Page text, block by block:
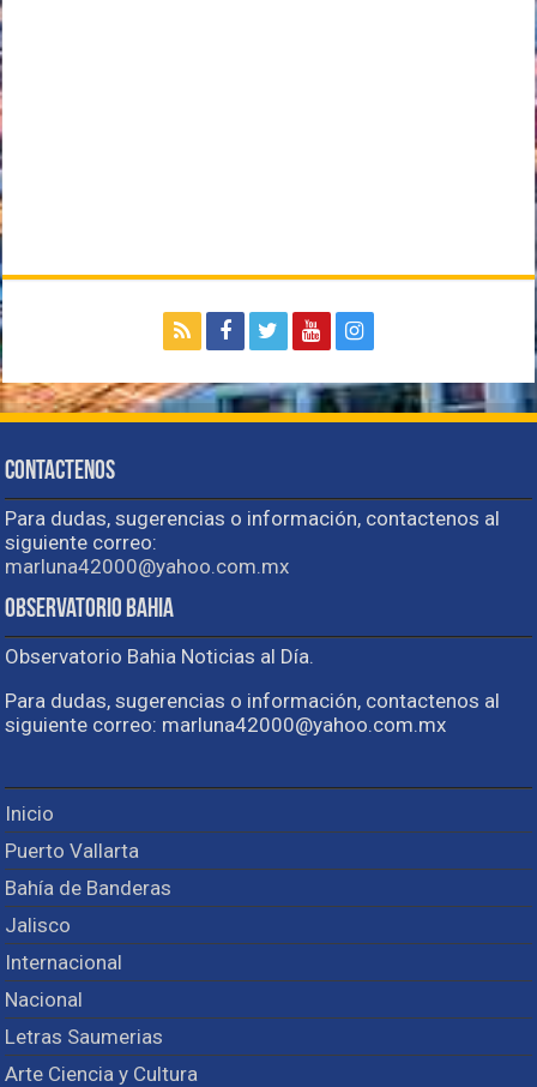
Contactenos
Para dudas, sugerencias o información, contactenos al
siguiente correo:
marluna42000@yahoo.com.mx
Observatorio Bahia
Observatorio Bahia Noticias al Día.
Para dudas, sugerencias o información, contactenos al
siguiente correo: marluna42000@yahoo.com.mx
Inicio
Puerto Vallarta
Bahía de Banderas
Jalisco
Internacional
Nacional
Letras Saumerias
Arte Ciencia y Cultura